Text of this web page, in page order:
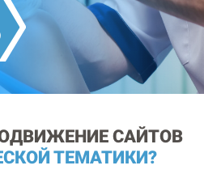
САЙТОВ
ТЕМАТИКИ?